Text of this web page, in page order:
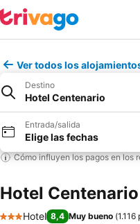
Ver todos los
Destino
Hotel Centenario
Entrada/salida
Elige las fechas
Cómo influyen los pagos en los
Hotel Centenario
Hotel 8,4 Muy bueno (